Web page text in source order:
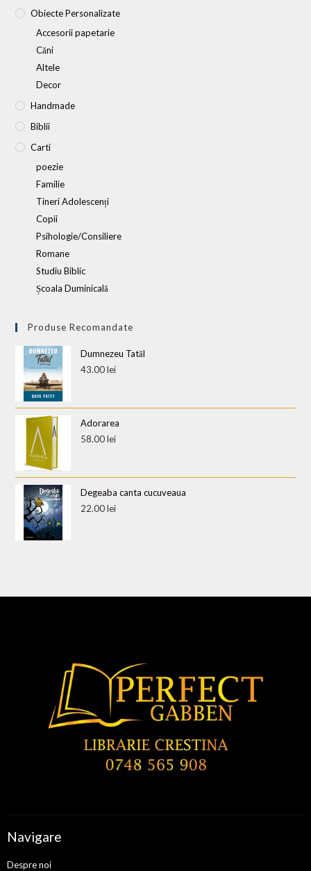
Obiecte Personalizate
Accesorii papetarie
Căni
Altele
Decor
Handmade
Biblii
Carti
poezie
Familie
Tineri Adolescenți
Copii
Psihologie/Consiliere
Romane
Studiu Biblic
Școala Duminicală
Produse Recomandate
Dumnezeu Tatăl
43.00lei
Adorarea
58.00lei
Degeaba canta cucuveaua
22.00lei
Navigare
Despre noi